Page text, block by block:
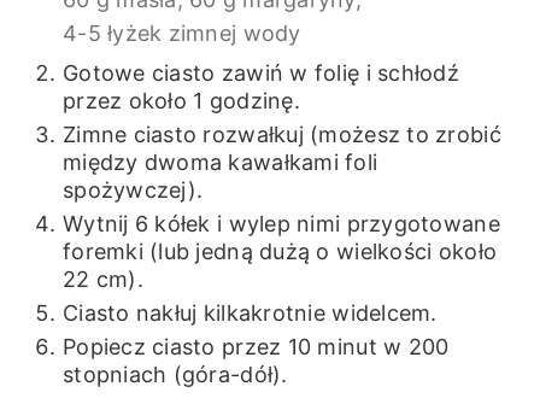
4-5 łyżek zimnej wody
Gotowe ciasto zawiń w folię i schłodź
przez około 1 godzinę.
Zimne ciasto rozwałkuj (możesz to zrobić
między dwoma kawałkami foli
spożywczej).
Wytnij 6 kółek i wylep nimi przygotowane
foremki (lub jedną dużą o wielkości około
22 cm).
Ciasto nakłuj kilkakrotnie widelcem.
Popiecz ciasto przez 10 minut w 200
stopniach (góra-dół).